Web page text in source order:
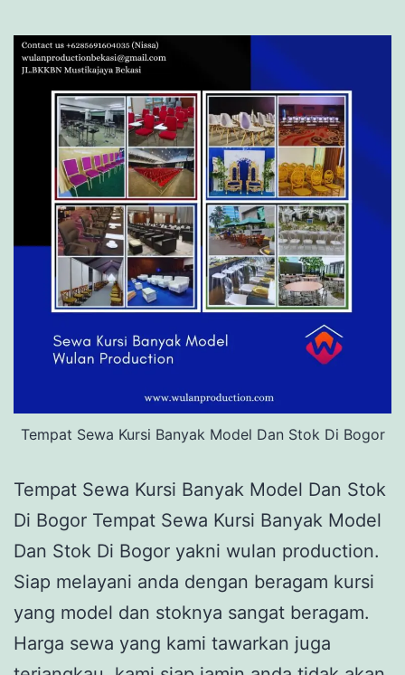
Tempat Sewa Kursi Banyak Model Dan Stok Di Bogor
Tempat Sewa Kursi Banyak Model Dan Stok
Di Bogor Tempat Sewa Kursi Banyak Model
Dan Stok Di Bogor yakni wulan production.
Siap melayani anda dengan beragam kursi
yang model dan stoknya sangat beragam.
Harga sewa yang kami tawarkan juga